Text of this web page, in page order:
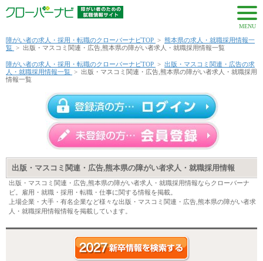
MENU
障がい者の求人・採用・転職のクローバーナビTOP > 熊本県の求人・就職採用情報一
覧 > 出版・マスコミ関連・広告,熊本県の障がい者求人・就職採用情報一覧
障がい者の求人・採用・転職のクローバーナビTOP > 出版・マスコミ関連・広告の求
人・就職採用情報一覧 > 出版・マスコミ関連・広告,熊本県の障がい者求人・就職採用
情報一覧
出版・マスコミ関連・広告,熊本県の障がい者求人・就職採用情報
出版・マスコミ関連・広告,熊本県の障がい者求人・就職採用情報ならクローバーナ
ビ。雇用・就職・採用・転職・仕事に関する情報を掲載。
上場企業・大手・有名企業など様々な出版・マスコミ関連・広告,熊本県の障がい者求
人・就職採用情報情報を掲載しています。